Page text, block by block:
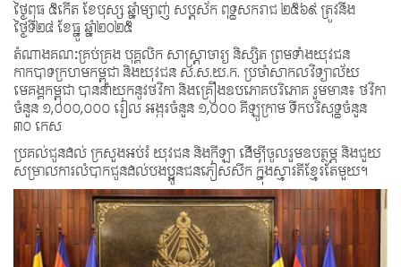
ថ្ងៃពុធ ៥កើត ខែបុស្ស ឆ្នាំម្សាញ់ សប្តស័ក ពុទ្ធសករាជ ២៥៦៩ ត្រូវនឹង
ថ្ងៃទី២៤ ខែធ្នូ ឆ្នាំ២០២៥
តំណាងគណៈគ្រប់គ្រង បុគ្គលិក សាស្ត្រាចារ្យ និស្សិត ព្រមទាំងយុវជន
កាកបាទក្រហមកម្ពុជា និងយុវជន ស.ស.យ.ក. ប្រចាំសាកលវិទ្យាល័យ
មេគង្គកម្ពុជា បាននាំយកនូវថវិកា និងគ្រឿងឧបភោគបរិភោគ រួមមាន៖ ថវិកា
ចំនួន ១,០០០,០០០ រៀល អង្ករចំនួន ១,០០០ គីឡូក្រាម ទឹកបរិសុទ្ធចំនួន
៣០ កេស
ប្រគល់ជូនដល់ ក្រសួងអប់រំ យុវជន និងកីឡា ដើម្បីចូលរួមឧបត្ថម្ភ និងជួយ
សម្រាលការលំបាកជូនដល់បងប្អូនជនភៀសសឹក ក្នុងស្មារតីខ្មែរតែមួយ។